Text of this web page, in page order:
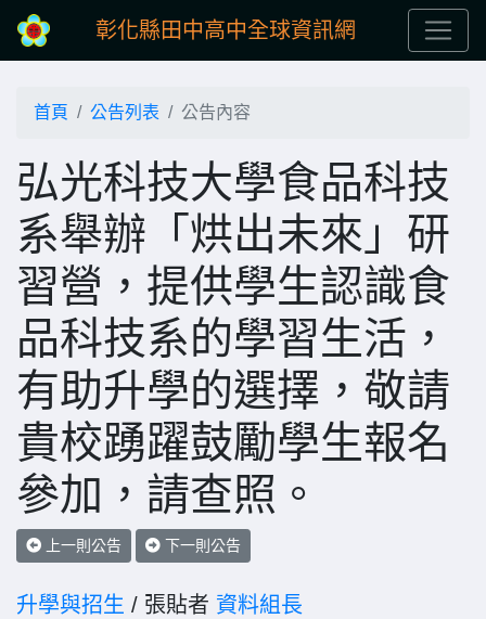
彰化縣田中高中全球資訊網
首頁 公告列表 公告內容
弘光科技大學食品科技
系舉辦「烘出未來」研
習營，提供學生認識食
品科技系的學習生活，
有助升學的選擇，敬請
貴校踴躍鼓勵學生報名
參加，請查照。
上一則公告 下一則公告
升學與招生 / 張貼者 資料組長